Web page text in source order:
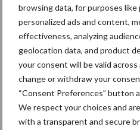
browsing data, for purposes
personalized ads and content,
effectiveness, analyzing
geolocation data, and product
your consent will be valid across
change or withdraw your
“Consent Preferences” button
We respect your choices and
with a transparent and secure
ingrijpen in de handel door
van de partijen die kunnen
overheidswege ingrijpen op de
een maximum te stellen.
geen aanleiding. Zoals hierboven
ondernemers die signalen hebben
klantcontactcentrum bij RVO.nl.